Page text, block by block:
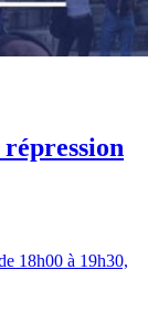
répression
18h00 à 19h30,